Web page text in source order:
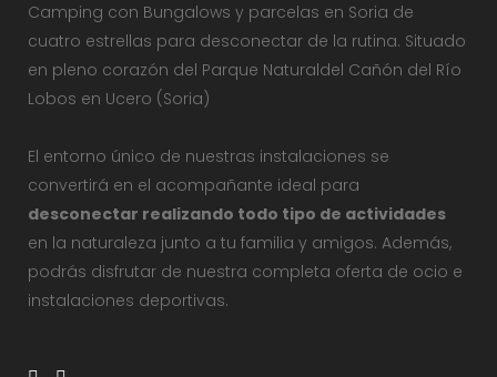
Camping con Bungalows y parcelas en Soria de
cuatro estrellas para desconectar de la rutina. Situado
en pleno corazón del Parque Naturaldel Cañón del Río
Lobos en Ucero (Soria)
El entorno único de nuestras instalaciones se
convertirá en el acompañante ideal para
desconectar realizando todo tipo de actividades
en la naturaleza junto a tu familia y amigos. Además,
podrás disfrutar de nuestra completa oferta de ocio e
instalaciones deportivas.